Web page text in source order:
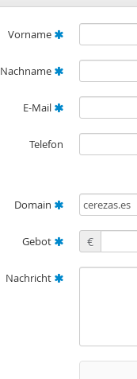
Vorname
Nachname
E-Mail
Telefon
Domain
Gebot €
Nachricht